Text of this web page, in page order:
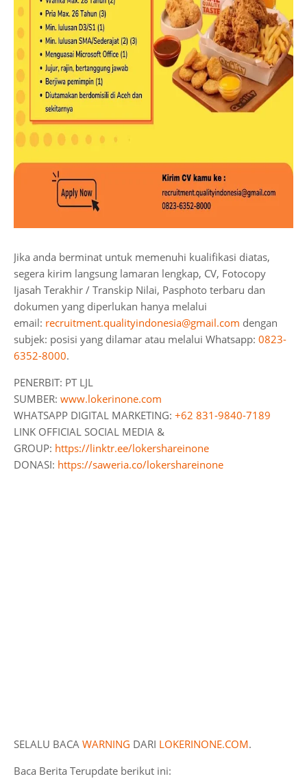
Jika anda berminat untuk memenuhi kualifikasi diatas,
segera kirim langsung lamaran lengkap, CV, Fotocopy
Ijasah Terakhir / Transkip Nilai, Pasphoto terbaru dan
dokumen yang diperlukan hanya melalui
email: recruitment.qualityindonesia@gmail.com dengan
subjek: posisi yang dilamar atau melalui Whatsapp: 0823-
6352-8000.
PENERBIT: PT LJL
SUMBER: www.lokerinone.com
WHATSAPP DIGITAL MARKETING: +62 831-9840-7189
LINK OFFICIAL SOCIAL MEDIA &
GROUP: https://linktr.ee/lokershareinone
DONASI: https://saweria.co/lokershareinone
SELALU BACA WARNING DARI LOKERINONE.COM.
Baca Berita Terupdate berikut ini: